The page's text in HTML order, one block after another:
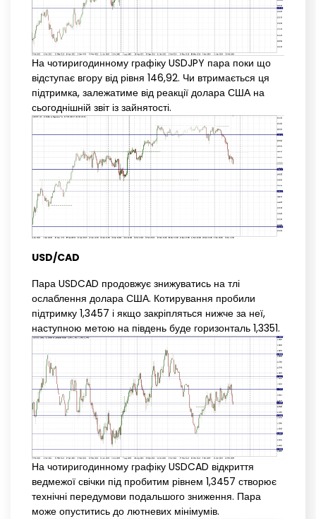
На чотиригодинному графіку USDJPY пара поки що
відступає вгору від рівня 146,92. Чи втримається ця
підтримка, залежатиме від реакції долара США на
сьогоднішній звіт із зайнятості.
USD/CAD
Пара USDCAD продовжує знижуватись на тлі
ослаблення долара США. Котирування пробили
підтримку 1,3457 і якщо закріпляться нижче за неї,
наступною метою на південь буде горизонталь 1,3351.
На чотиригодинному графіку USDCAD відкриття
ведмежої свічки під пробитим рівнем 1,3457 створює
технічні передумови подальшого зниження. Пара
може опуститись до лютневих мінімумів.